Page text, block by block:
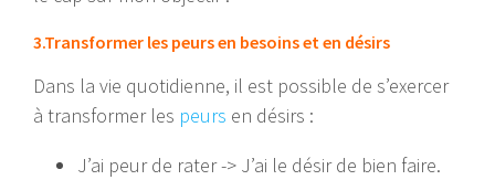
3.Transformer les peurs en besoins et en désirs
Dans la vie quotidienne, il est possible de s’exercer
à transformer les peurs en désirs :
J’ai peur de rater -> J’ai le désir de bien faire.